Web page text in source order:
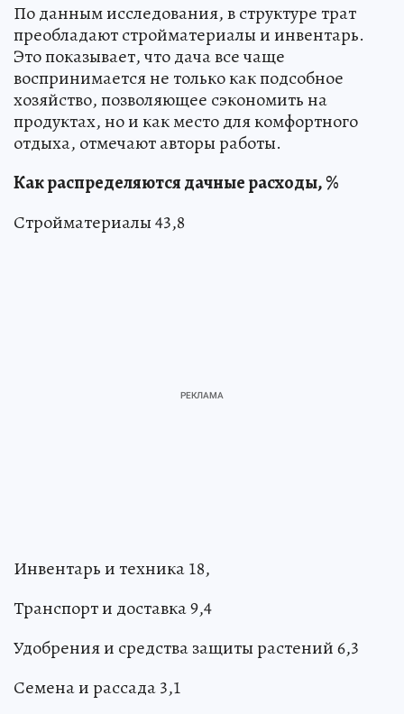
По данным исследования, в структуре трат
преобладают стройматериалы и инвентарь.
Это показывает, что дача все чаще
воспринимается не только как подсобное
хозяйство, позволяющее сэкономить на
продуктах, но и как место для комфортного
отдыха, отмечают авторы работы.
Как распределяются дачные расходы, %
Стройматериалы 43,8
Инвентарь и техника 18,
Транспорт и доставка 9,4
Удобрения и средства защиты растений 6,3
Семена и рассада 3,1